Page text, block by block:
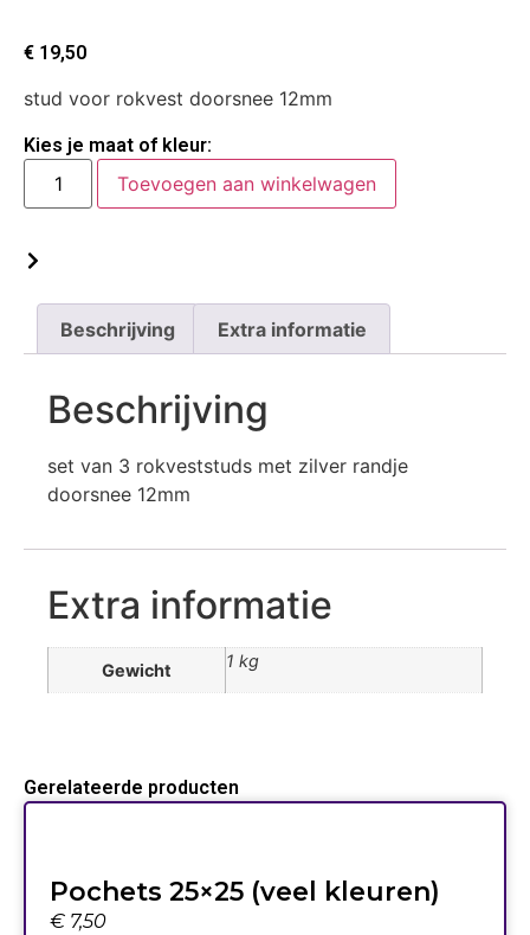
€ 19,50
stud voor rokvest doorsnee 12mm
Kies je maat of kleur:
Toevoegen aan winkelwagen
Beschrijving Extra informatie
Beschrijving
set van 3 rokveststuds met zilver randje
doorsnee 12mm
Extra informatie
Gewicht 1 kg
Gerelateerde producten
Pochets 25×25 (veel kleuren)
€ 7,50